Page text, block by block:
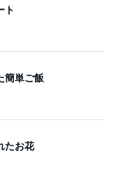
ト
簡単ご飯
たお花